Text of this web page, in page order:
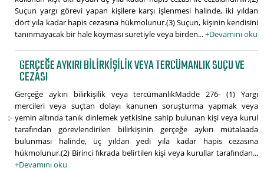
Suçun yargı görevi yapan kişilere karşı işlenmesi halinde, iki yıldan
dört yıla kadar hapis cezasına hükmolunur.(3) Suçun, kişinin kendisini
tanınmayacak bir hale koyması suretiyle veya birden...+Devamını oku
GERÇEĞE AYKIRI BILIRKIŞILIK VEYA TERCÜMANLIK SUÇU VE
CEZASI
Gerçeğe aykırı bilirkişilik veya tercümanlıkMadde 276- (1) Yargı
mercileri veya suçtan dolayı kanunen soruşturma yapmak veya
yemin altında tanık dinlemek yetkisine sahip bulunan kişi veya kurul
tarafından görevlendirilen bilirkişinin gerçeğe aykırı mütalaada
bulunması halinde, üç yıldan yedi yıla kadar hapis cezasına
hükmolunur.(2) Birinci fıkrada belirtilen kişi veya kurullar tarafından...
+Devamını oku